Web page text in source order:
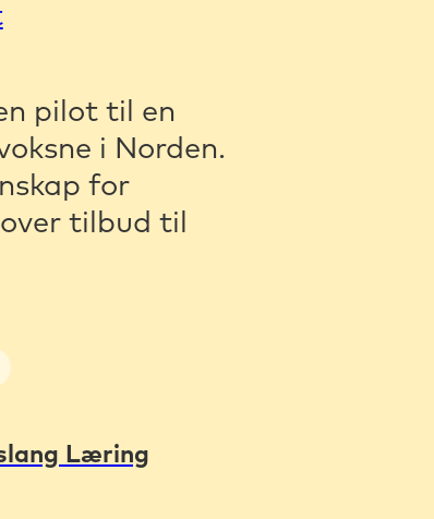
pilot til en
i Norden.
for
tilbud til
Læring